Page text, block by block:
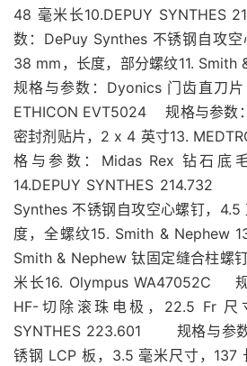
48 毫米长10.DEPUY
数：DePuy Synthes 不锈钢自攻
38 mm，长度，部分螺纹11.
规格与参数：Dyonics 门齿直刀
ETHICON EVT5024 规格与参数
密封剂贴片，2 x 4 英寸13.
格与参数：Midas Rex 钻石底
14.DEPUY SYNTHES 214.732
Synthes 不锈钢自攻空心螺钉，
度，全螺纹15. Smith & Nephew
Smith & Nephew 钛固定缝合柱螺
米长16. Olympus WA47052C
HF-切除滚珠电极，22.5 Fr 尺
SYNTHES 223.601 规格与参数
锈钢 LCP 板，3.5 毫米尺寸，137